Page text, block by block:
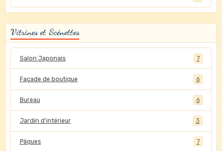
Vitrines et Scènettes
Salon Japonais 7
Façade de boutique 6
Bureau 6
Jardin d'intérieur 3
Pâques 7